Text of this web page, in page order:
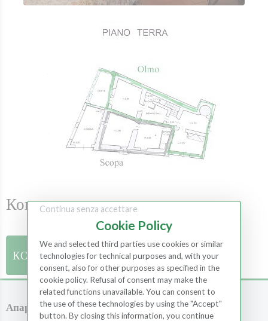
Контакти
КОНТАКТИ
Апартмани Собе
Continua senza accettare
Cookie Policy
We and selected third parties use cookies or similar
technologies for technical purposes and, with your
consent, also for other purposes as specified in the
cookie policy. Refusal of consent may make the
related functions unavailable. You can consent to
the use of these technologies by using the "Accept"
button. By closing this information, you continue